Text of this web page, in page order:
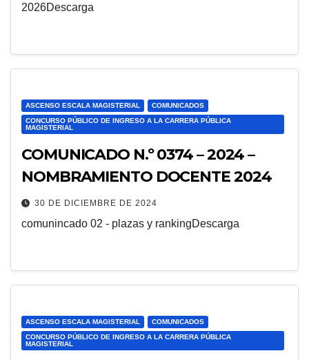
2026Descarga
ASCENSO ESCALA MAGISTERIAL
COMUNICADOS
CONCURSO PÚBLICO DE INGRESO A LA CARRERA PÚBLICA
MAGISTERIAL
COMUNICADO N.º 0374 – 2024 –
NOMBRAMIENTO DOCENTE 2024
30 DE DICIEMBRE DE 2024
comunincado 02 - plazas y rankingDescarga
ASCENSO ESCALA MAGISTERIAL
COMUNICADOS
CONCURSO PÚBLICO DE INGRESO A LA CARRERA PÚBLICA
MAGISTERIAL